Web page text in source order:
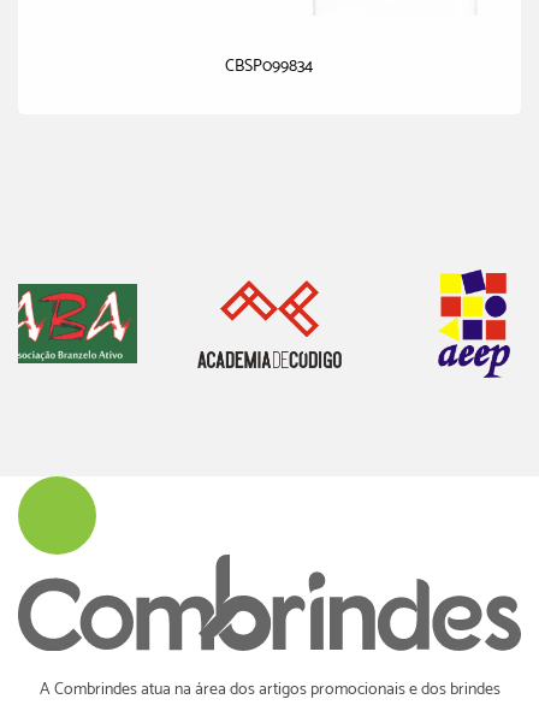
CBSP099834
A Combrindes atua na área dos artigos promocionais e dos brindes